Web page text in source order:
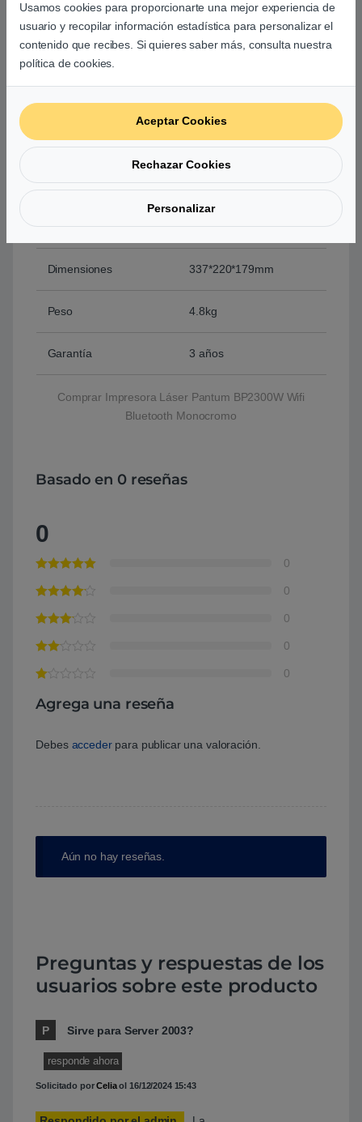
Capacidad estándar de
papel
150 páginas
Impresión a dos caras
370W
Listo: 38W
Modo de suspensión:
menos de 2 W
Dimensiones 337*220*179mm
Peso 4.8kg
Garantía 3 años
Comprar Impresora Láser Pantum BP2300W Wifi
Bluetooth Monocromo
Basado en 0 reseñas
0
0
0
0
0
0
Agrega una reseña
Debes accederpara publicar una valoración.
Aún no hay reseñas.
Preguntas y respuestas de los
usuarios sobre este producto
P Sirve para Server 2003?
responde ahora
Solicitado porCeliaol16/12/2024 15:43
Usamos cookies para proporcionarte una mejor experiencia de
usuario y recopilar información estadística para personalizar el
contenido que recibes. Si quieres saber más, consulta nuestra
política de cookies.
Aceptar Cookies
Rechazar Cookies
Personalizar